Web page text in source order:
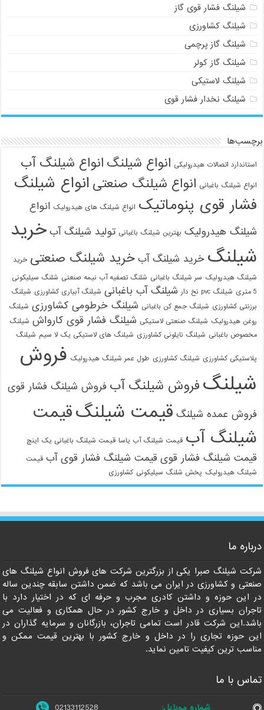
شیلنگ فشار قوی گاز
شیلنگ کشاورزی
شیلنگ گاز پرچمی
شیلنگ گاز کولر
شیلنگ لاستیکی
شیلنگ نخدار فشار قوی
برچسب‌ها
استاندارد اتصالات هیدرولیکی انواع شیلنگ انواع شیلنگ آب
انواع شیلنگ باغبانی انواع شیلنگ صنعتی انواع شیلنگ
فشار قوی پنوماتیک انواع شیلنگ های هیدرولیک انواع
شیلنگ هیدرولیک بهترین شیلنگ باغبانی تولید شیلنگ آب خرید
شیلنگ خرید شیلنگ آب خرید شیلنگ صنعتی خرید
شیلنگ هیدرولیک سر شیلنگ باغبانی شلنگ تصفیه آب نیمه صنعتی شلنگ سیلیکونی
5 متری
شیلنگ pvc نخ دار شیلنگ آب باغبانی شیلنگ آبیاری کشاورزی شیلنگ
برزنتی کشاورزی شیلنگ جمع کن باغبانی شیلنگ خرطومی کشاورزی شیلنگ
روغن هیدرولیک شیلنگ صنعتی لاستیکی شیلنگ فشار قوی کارواش شیلنگ
مخصوص باغبانی شیلنگ نایلونی کشاورزی شیلنگ های لاستیکی یک لا سیم شیلنگ
پلاستیکی کشاورزی شیلنگ کشاورزی طول عمر شیلنگ هیدرولیک فروش
شیلنگ فروش شیلنگ آب فروش شیلنگ فشار قوی
فروش عمده شیلنگ قیمت شیلنگقیمت
شیلنگ آب قیمت شیلنگ آب یاسا قیمت شیلنگ باغبانی یک اینچ
قیمت شیلنگ فشار قوی قیمت شیلنگ فشار قوی آب قیمت
شیلنگ هیدرولیک پخش شلنگ سیلیکونی کشاورزی
درباره ما
شرکت شیلنگ صبرا یکی از بزرگترین شرکت های فروش انواع شیلنگ های
صنعتی و کشاورزی در ایران می باشد که ضمن داشتن سابقه چندین ساله
در این حوزه و داشتن کادری مجرب و حرفه ای که در اختیار دارد با
تاجران بسیاری در داخل و خارج کشور در حال همکاری و فعالیت می
باشد.این شرکت قادر است تمامی تاجران، بازرگانان و سرمایه گذاران در
این حوزه تجاری را در داخل و خارج کشور با بهترین قیمت ممکن و
مناسب ترین کیفیت تامین نماید.
تماس با ما